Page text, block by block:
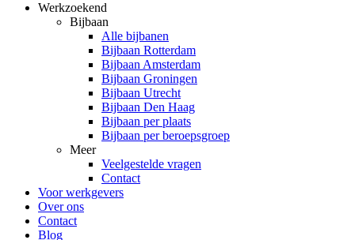
Werkzoekend
Bijbaan
Alle bijbanen
Bijbaan Rotterdam
Bijbaan Amsterdam
Bijbaan Groningen
Bijbaan Utrecht
Bijbaan Den Haag
Bijbaan per plaats
Bijbaan per beroepsgroep
Meer
Veelgestelde vragen
Contact
Voor werkgevers
Over ons
Contact
Blog